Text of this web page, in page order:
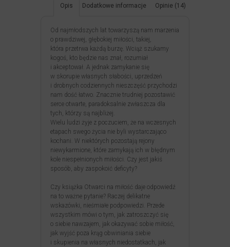
Opis Dodatkowe informacje Opinie (14)
Od najmłodszych lat towarzyszą nam marzenia
o prawdziwej, głębokiej miłości, takiej,
która przetrwa każdą burzę. Wciąż szukamy
kogoś, kto będzie nas znał, rozumiał
i akceptował. A jednak zamykanie się
w skorupie własnych słabości, uprzedzeń
i drobnych codziennych nieszczęść przychodzi
nam dość łatwo. Znacznie trudniej pozostawić
serce otwarte, paradoksalnie zwłaszcza dla
tych, którzy są najbliżej.
Wielu ludzi żyje z poczuciem, że na wczesnych
etapach swego życia nie byli wystarczająco
kochani. W niektórych pozostają rejony
niewykarmione, które zamykają ich w błędnym
kole niespełnionych miłości. Czy jest jakiś
sposób, aby zaspokoić deficyty?
Czy książka Otwarci na miłość daje odpowiedź
na to ważne pytanie? Raczej delikatne
wskazówki, nieśmiałe podpowiedzi. Przede
wszystkim mówi o tym, jak zatroszczyć się
o siebie nawzajem, jak okazywać sobie miłość,
jak wyjść poza krąg obwiniania siebie
i skupienia na własnych niedostatkach, jak